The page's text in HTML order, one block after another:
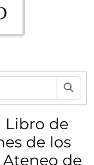
Libro de
de los
de
1835-
Educación Nacional, órgano perteneciente a Falange
del Ateneo de Madrid